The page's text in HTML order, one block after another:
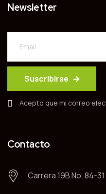
Newsletter
Suscribirse
Acepto que mi correo
Contacto
Carrera 19B No. 84-